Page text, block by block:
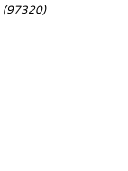
(97320)